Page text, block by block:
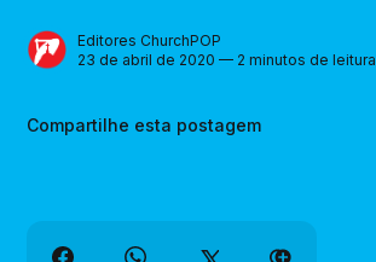
Editores ChurchPOP
23 de abril de 2020 — 2 minutos de leitura
Compartilhe esta postagem